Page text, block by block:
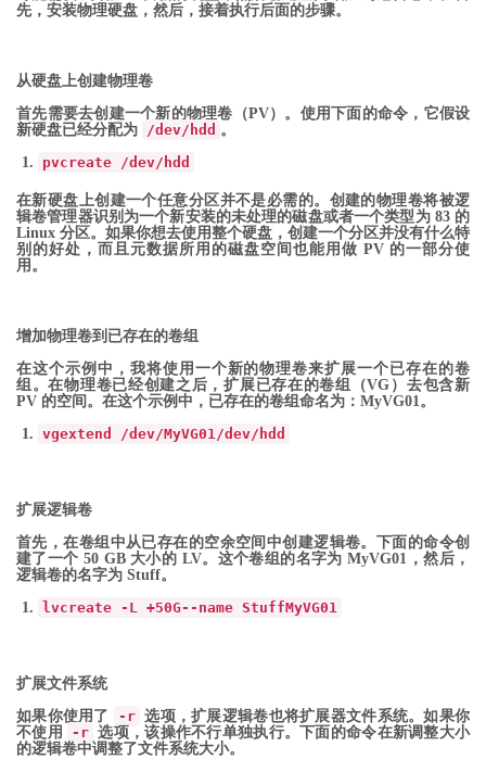
先，安装物理硬盘，然后，接着执行后面的步骤。
从硬盘上创建物理卷
首先需要去创建一个新的物理卷（PV）。使用下面的命令，它假设
新硬盘已经分配为 /dev/hdd 。
pvcreate /dev/ hdd
在新硬盘上创建一个任意分区并不是必需的。创建的物理卷将被逻
辑卷管理器识别为一个新安装的未处理的磁盘或者一个类型为 83 的
Linux 分区。如果你想去使用整个硬盘，创建一个分区并没有什么特
别的好处，而且元数据所用的磁盘空间也能用做 PV 的一部分使
用。
增加物理卷到已存在的卷组
在这个示例中，我将使用一个新的物理卷来扩展一个已存在的卷
组。在物理卷已经创建之后，扩展已存在的卷组（VG）去包含新
PV 的空间。在这个示例中，已存在的卷组命名为：MyVG01。
vgextend /dev/MyVG01/dev/ hdd
扩展逻辑卷
首先，在卷组中从已存在的空余空间中创建逻辑卷。下面的命令创
建了一个 50 GB 大小的 LV。这个卷组的名字为 MyVG01，然后，
逻辑卷的名字为 Stuff。
lvcreate
- L +50G-- name StuffMyVG01
扩展文件系统
如果你使用了
-r 选项，扩展逻辑卷也将扩展器文件系统。如果你
不使用
-r 选项，该操作不行单独执行。下面的命令在新调整大小
的逻辑卷中调整了文件系统大小。